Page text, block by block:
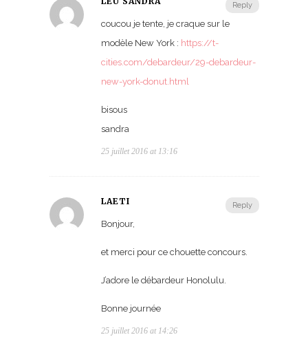
Reply
coucou je tente, je craque sur le
modèle New York : https://t-
cities.com/debardeur/29-debardeur-
new-york-donut.html
bisous
sandra
25 juillet 2016 at 13:16
Reply
LAETI
Bonjour,
et merci pour ce chouette concours.
J’adore le débardeur Honolulu.
Bonne journée
25 juillet 2016 at 14:26